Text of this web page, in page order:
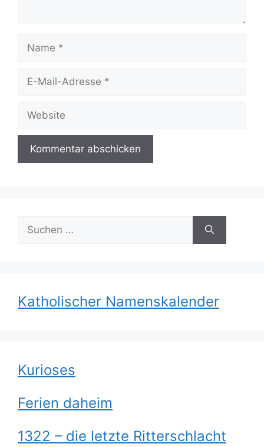
Mail-
nach:
Katholischer Namenskalender
Kurioses
Ferien daheim
1322 – die letzte Ritterschlacht